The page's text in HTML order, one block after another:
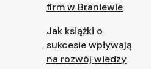
firm w Braniewie
Jak książki o
sukcesie wpływają
na rozwój wiedzy